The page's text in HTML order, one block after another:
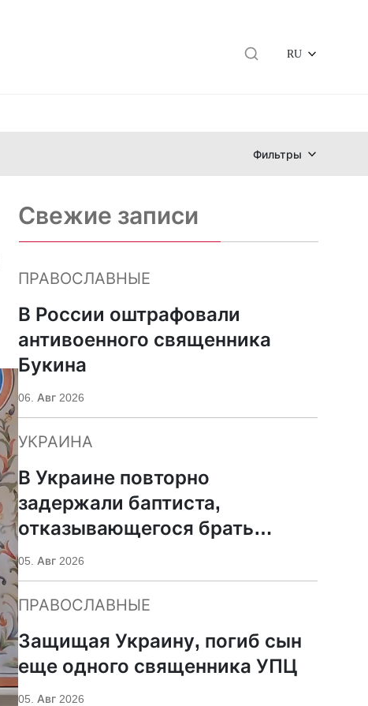
RU
Фильтры
Свежие записи
ПРАВОСЛАВНЫЕ
В России оштрафовали
антивоенного священника
Букина
06. Авг 2026
УКРАИНА
В Украине повторно
задержали баптиста,
отказывающегося брать
оружие
05. Авг 2026
ПРАВОСЛАВНЫЕ
Защищая Украину, погиб сын
еще одного священника УПЦ
05. Авг 2026